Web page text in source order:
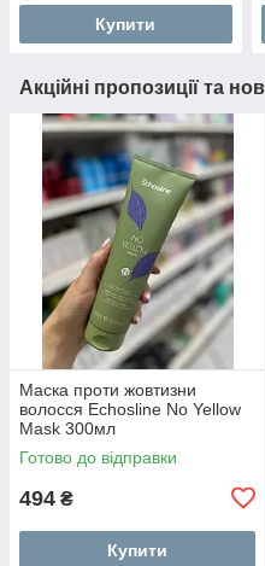
Купити
Акційні пропозиції та
Маска проти жовтизни
волосся Echosline No Yellow
Mask 300мл
Готово до відправки
494 ₴
Купити